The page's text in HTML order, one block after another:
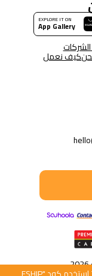
EXPLORE IT ON
App Gallery
كيف نعمل